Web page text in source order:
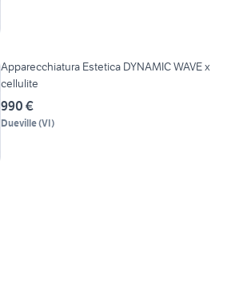
Apparecchiatura Estetica DYNAMIC WAVE x
cellulite
990 €
Dueville(VI)